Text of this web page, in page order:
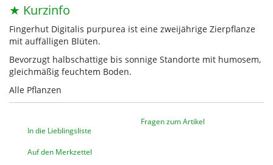
★ Kurzinfo
Fingerhut Digitalis purpurea ist eine zweijährige Zierpflanze
mit auffälligen Blüten.
Bevorzugt halbschattige bis sonnige Standorte mit humosem,
gleichmäßig feuchtem Boden.
Alle Pflanzen
In die Lieblingsliste
Auf den Merkzettel
Fragen zum Artikel